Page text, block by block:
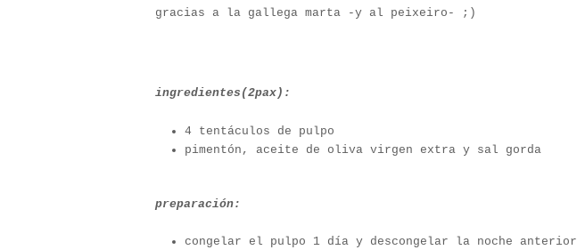
gracias a la gallega marta -y al peixeiro- ;)
ingredientes(2pax):
4 tentáculos de pulpo
pimentón, aceite de oliva virgen extra y sal gorda
preparación:
congelar el pulpo 1 día y descongelar la noche anterior